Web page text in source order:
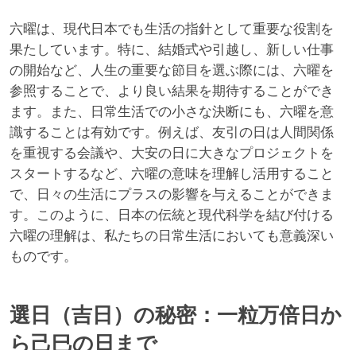
六曜は、現代日本でも生活の指針として重要な役割を
果たしています。特に、結婚式や引越し、新しい仕事
の開始など、人生の重要な節目を選ぶ際には、六曜を
参照することで、より良い結果を期待することができ
ます。また、日常生活での小さな決断にも、六曜を意
識することは有効です。例えば、友引の日は人間関係
を重視する会議や、大安の日に大きなプロジェクトを
スタートするなど、六曜の意味を理解し活用すること
で、日々の生活にプラスの影響を与えることができま
す。このように、日本の伝統と現代科学を結び付ける
六曜の理解は、私たちの日常生活においても意義深い
ものです。
選日（吉日）の秘密：一粒万倍日か
ら己巳の日まで